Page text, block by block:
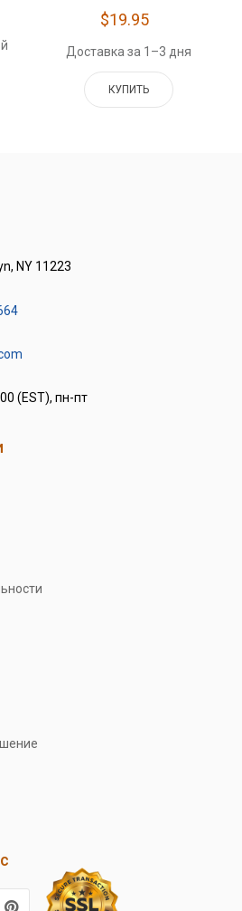
$19.95
Доставка за 1–3 дня
КУПИТЬ
NY 11223
(EST), пн-пт